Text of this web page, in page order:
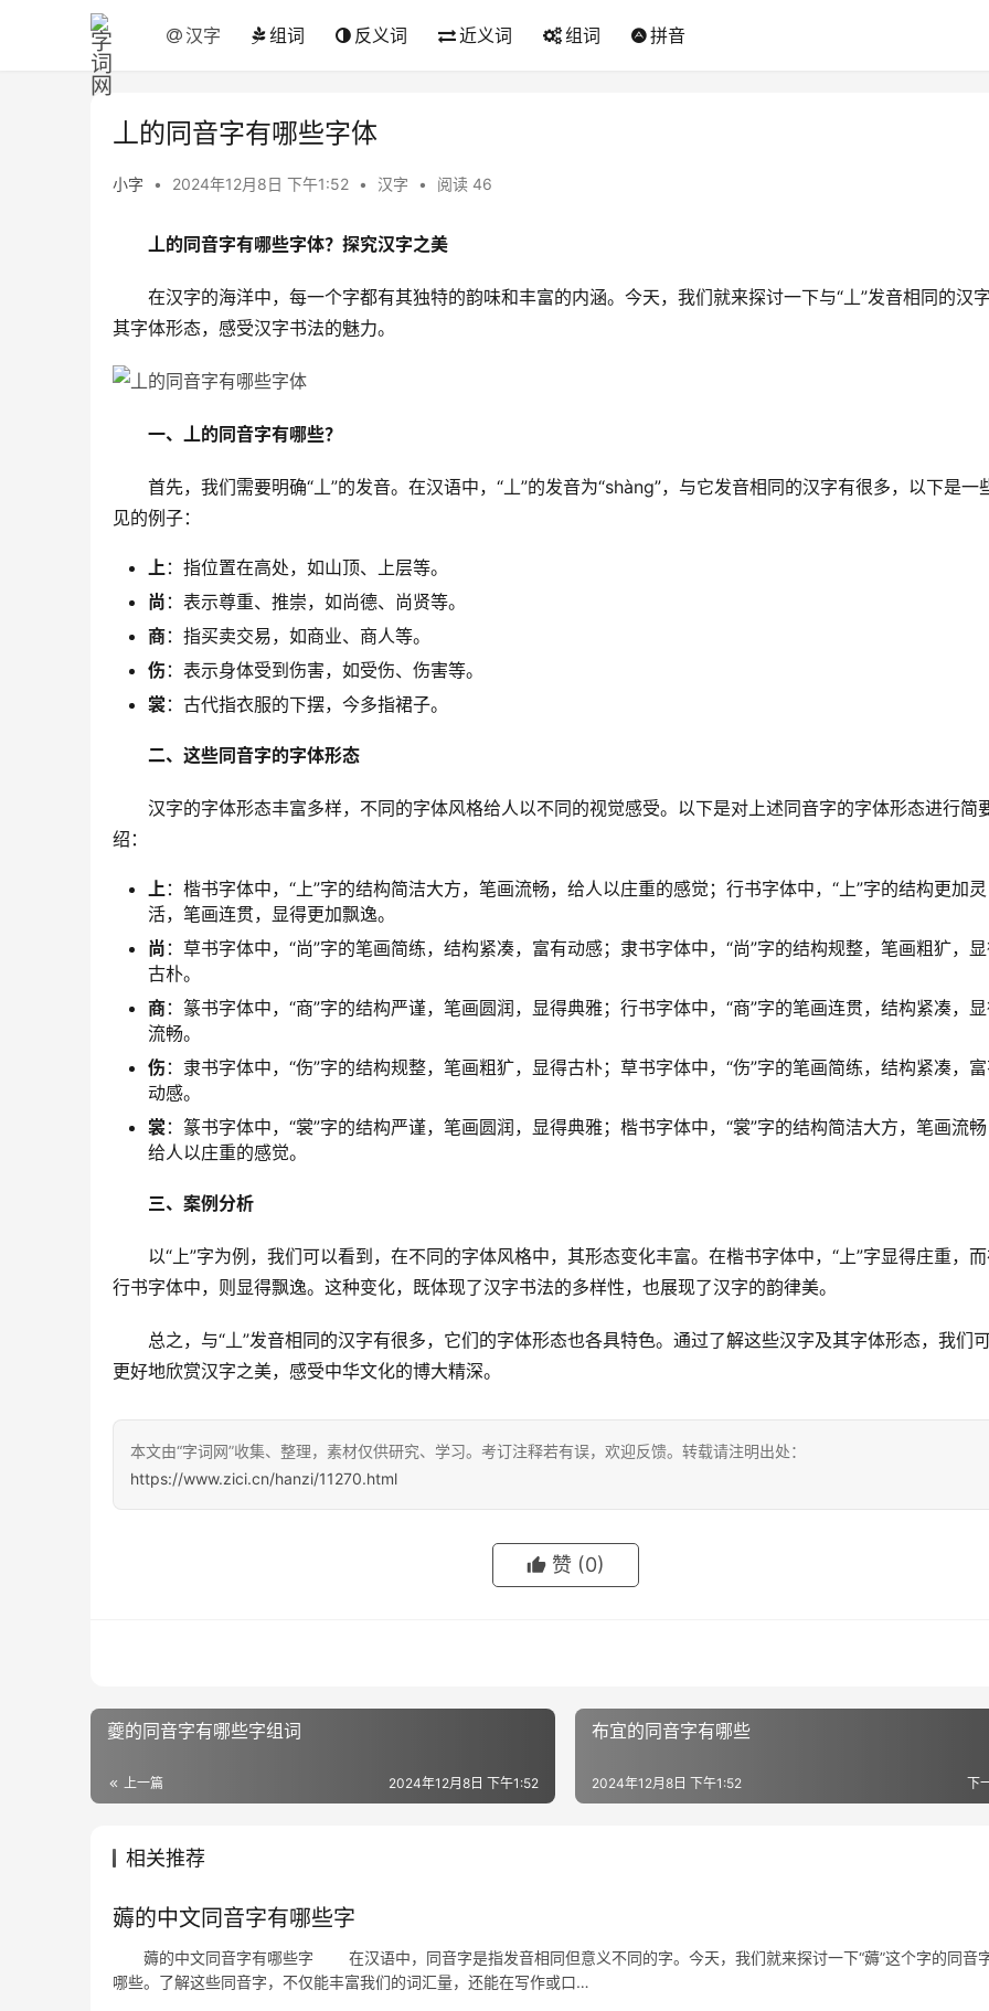
汉字 组词 反义词 近义词 组词 拼音
丄的同音字有哪些字体
小字 • 2024年12月8日 下午1:52 • 汉字 • 阅读 46
丄的同音字有哪些字体？探究汉字之美
在汉字的海洋中，每一个字都有其独特的韵味和丰富的内涵。今天，我们就来探讨一下与“丄”发音相同的汉
其字体形态，感受汉字书法的魅力。
一、丄的同音字有哪些？
首先，我们需要明确“丄”的发音。在汉语中，“丄”的发音为“shàng”，与它发音相同的汉字有很多，以下是一
见的例子：
上：指位置在高处，如山顶、上层等。
尚 ：表示尊重、推崇，如尚德、尚贤等。
商：指买卖交易，如商业、商人等。
伤 ：表示身体受到伤害，如受伤、伤害等。
裳 ：古代指衣服的下摆，今多指裙子。
二、这些同音字的字体形态
汉字的字体形态丰富多样，不同的字体风格给人以不同的视觉感受。以下是对上述同音字的字体形态进行简
绍：
上：楷书字体中，“上”字的结构简洁大方，笔画流畅，给人以庄重的感觉；行书字体中，“上”字的结构更加灵
活，笔画连贯，显得更加飘逸。
尚 ：草书字体中，“尚”字的笔画简练，结构紧凑，富有动感；隶书字体中，“尚”字的结构规整，笔画粗犷，
古朴。
商：篆书字体中，“商”字的结构严谨，笔画圆润，显得典雅；行书字体中，“商”字的笔画连贯，结构紧凑，
流畅。
伤 ：隶书字体中，“伤”字的结构规整，笔画粗犷，显得古朴；草书字体中，“伤”字的笔画简练，结构紧凑，
动感。
裳 ：篆书字体中，“裳”字的结构严谨，笔画圆润，显得典雅；楷书字体中，“裳”字的结构简洁大方，笔画流畅
给人以庄重的感觉。
三、案例分析
以“上”字为例，我们可以看到，在不同的字体风格中，其形态变化丰富。在楷书字体中，“上”字显得庄重，
行书字体中，则显得飘逸。这种变化，既体现了汉字书法的多样性，也展现了汉字的韵律美。
总之，与“丄”发音相同的汉字有很多，它们的字体形态也各具特色。通过了解这些汉字及其字体形态，我们
更好地欣赏汉字之美，感受中华文化的博大精深。
本文由“字词网”收集、整理，素材仅供研究、学习。考订注释若有误，欢迎反馈。转载请注明出处：
https://www.zici.cn/hanzi/11270.html
赞 (0)
夔的同音字有哪些字组词
上一篇 2024年12月8日 下午1:52
布宜的同音字有哪些
下
2024年12月8日 下午1:52
相关推荐
薅的中文同音字有哪些字
薅的中文同音字有哪些字 在汉语中，同音字是指发音相同但意义不同的字。今天，我们就来探讨一下“薅”这个字的同音
哪些。了解这些同音字，不仅能丰富我们的词汇量，还能在写作或口…